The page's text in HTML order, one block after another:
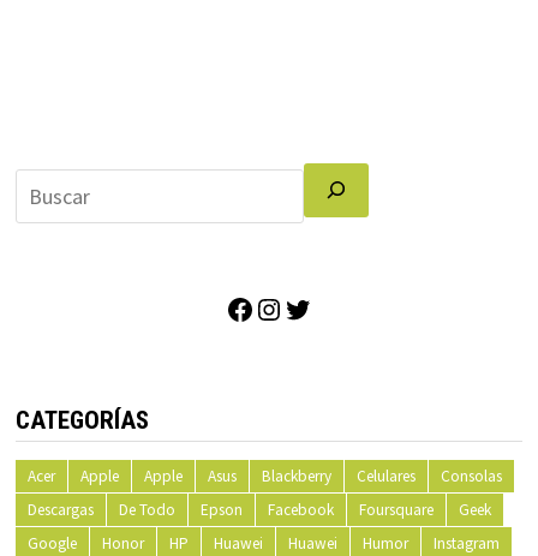
Facebook
Instagram
CATEGORÍAS
Acer Apple Apple Asus Blackberry Celulares
Consolas
Descargas
De Todo Epson Facebook Foursquare
Geek
Google
Honor HP Huawei Huawei Humor
Instagram